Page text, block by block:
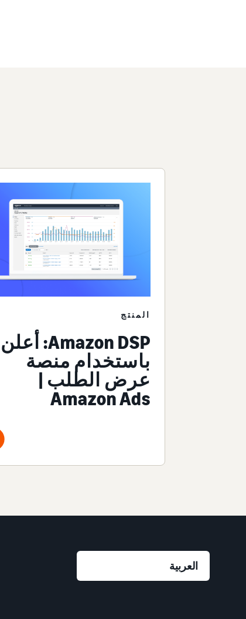
المنتج
Amazon DSP: أعلن
باستخدام منصة
عرض الطلب |
Amazon Ads